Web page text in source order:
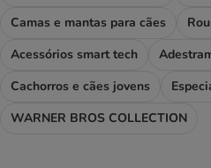
Camas e mantas para cães
Acessórios smart tech
Cachorros e cães jovens
WARNER BROS COLLECTION